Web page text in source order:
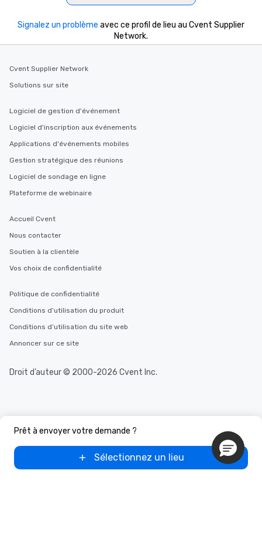
Prêt à envoyer votre demande ?
Sélectionnez un lieu
Signalez un problème avec ce profil de lieu au Cvent Supplier
Network.
Cvent Supplier Network
Solutions sur site
Logiciel de gestion d'événement
Logiciel d'inscription aux événements
Applications d'événements mobiles
Gestion stratégique des réunions
Logiciel de sondage en ligne
Plateforme de webinaire
Accueil Cvent
Nous contacter
Soutien à la clientèle
Vos choix de confidentialité
Politique de confidentialité
Conditions d’utilisation du produit
Conditions d’utilisation du site web
Annoncer sur ce site
Droit d’auteur © 2000-2026 Cvent Inc.